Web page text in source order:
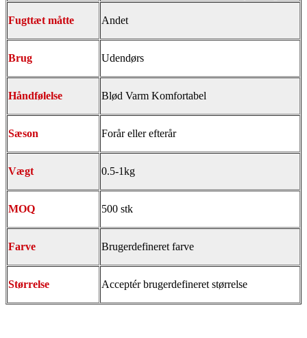
Fugttæt måtte Andet
Brug Udendørs
Håndfølelse Blød Varm Komfortabel
Sæson Forår eller efterår
Vægt 0.5-1kg
MOQ 500 stk
Farve Brugerdefineret farve
Størrelse Acceptér brugerdefineret størrelse